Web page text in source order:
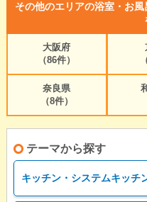
その他のエリアの浴室・お
大阪府
（86件）
奈良県
（8件）
テーマから探す
キッチン・システムキッチ